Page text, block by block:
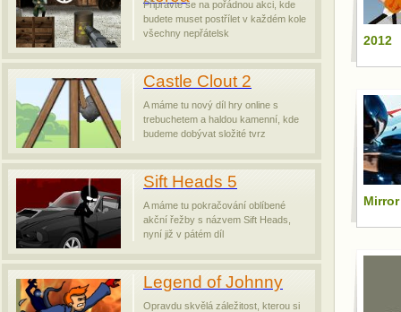
Připravte se na pořádnou akci, kde
budete muset postřílet v každém kole
všechny nepřátelsk
Castle Clout 2
A máme tu nový díl hry online s
trebuchetem a haldou kamenní, kde
budeme dobývat složité tvrz
Sift Heads 5
A máme tu pokračování oblíbené
akční řežby s názvem Sift Heads,
nyní již v pátém díl
Legend of Johnny
Opravdu skvělá záležitost, kterou si
2012